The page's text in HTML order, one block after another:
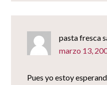
pasta fresca
marzo 13,
Pues yo estoy